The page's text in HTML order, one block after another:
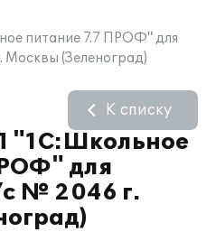
питание 7.7 ПРОФ" для
(Зеленоград)
"1С:Школьное
для
№ 2046 г.
К списку